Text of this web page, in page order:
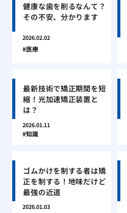
健康な歯を削るなんて？
その不安、分かります
2026.02.02
医療
最新技術で矯正期間を短
縮！光加速矯正装置と
は？
2026.01.11
知識
ゴムかけを制する者は矯
正を制する！地味だけど
最強の近道
2026.01.03